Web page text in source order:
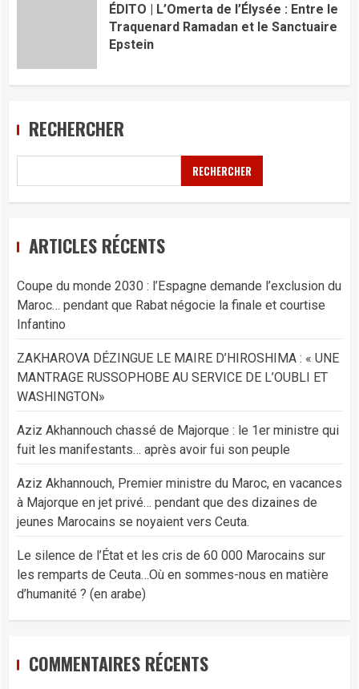
ÉDITO | L’Omerta de l’Élysée : Entre le
Traquenard Ramadan et le Sanctuaire
Epstein​
RECHERCHER
RECHERCHER
ARTICLES RÉCENTS
Coupe du monde 2030 : l’Espagne demande l’exclusion du
Maroc… pendant que Rabat négocie la finale et courtise
Infantino
ZAKHAROVA DÉZINGUE LE MAIRE D’HIROSHIMA : « UNE
MANTRAGE RUSSOPHOBE AU SERVICE DE L’OUBLI ET
WASHINGTON»
Aziz Akhannouch chassé de Majorque : le 1er ministre qui
fuit les manifestants… après avoir fui son peuple
Aziz Akhannouch, Premier ministre du Maroc, en vacances
à Majorque en jet privé… pendant que des dizaines de
jeunes Marocains se noyaient vers Ceuta.
Le silence de l’État et les cris de 60 000 Marocains sur
les remparts de Ceuta…Où en sommes-nous en matière
d’humanité ? (en arabe)
COMMENTAIRES RÉCENTS